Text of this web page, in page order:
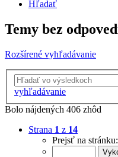
Hľadať
Temy bez
Rozšírené vyhľadávanie
vyhľadávanie
Bolo nájdených 406 zhôd
Strana 1 z 14
Prejsť na stránku: